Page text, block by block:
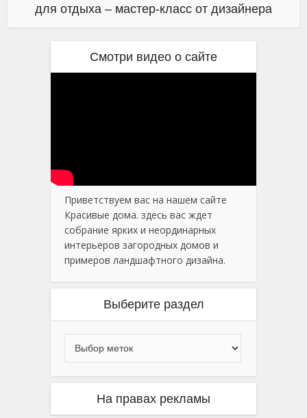
для отдыха – мастер-класс от дизайнера
Смотри видео о сайте
Приветствуем вас на нашем сайте
Красивые дома. здесь вас ждет
собрание ярких и неординарных
интерьеров загородных домов и
примеров ландшафтного дизайна.
Выберите раздел
На правах рекламы